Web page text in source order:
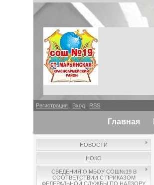
Регистрация | Вход | RSS
Главная
НОВОСТИ
НОКО
СВЕДЕНИЯ О МБОУ СОШ№19 В
СООТВЕТСТВИИ С ПРИКАЗОМ
ФЕДЕРАЛЬНОЙ СЛУЖБЫ ПО НАДЗОРУ